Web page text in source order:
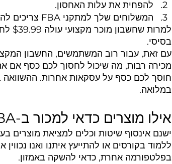
להפחית את עלות האחסון.
המשלוחים שלך למתקני FBA צריכים להיות אופטימליים ולאחר אופטימיזציית מלאי.
בסיסי.
עם זאת, עבור רוב המשתמשים, החשבון
חוסך לכם כסף על עסקאות אחרות. ההשוואה
במלואה.
אילו מוצרים כדאי למכור ב-FBA?
ישנם אינסוף שיטות וכלים למציאת מוצרים
ללמוד בקורסים או להתייעץ איתנו ואנו
בפלטפורמה אחרת, כדאי להשקה באמזון.